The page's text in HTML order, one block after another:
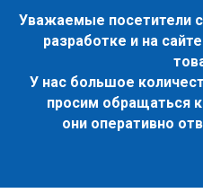
Уважаемые посетители
разработке и на
У нас большое
просим обращаться
они оперативно